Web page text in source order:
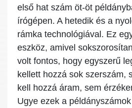
első hat szám öt-öt
írógépen. A hetedik és a
rámka technológiával. Ez
eszköz, amivel
volt fontos, hogy egyszerű
kellett hozzá sok szerszám,
kell hozzá áram, sem
Ugye ezek a